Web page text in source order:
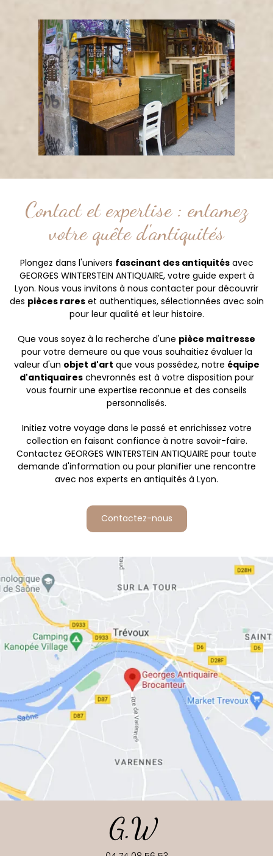
Contact et expertise : entamez
votre quête d'antiquités
Plongez dans l'univers fascinant des antiquitésavec
GEORGES WINTERSTEIN ANTIQUAIRE, votre guide expert à
Lyon. Nous vous invitons à nous contacter pour découvrir
des pièces rareset authentiques, sélectionnées avec soin
pour leur qualité et leur histoire.
Que vous soyez à la recherche d'une pièce maîtresse
pour votre demeure ou que vous souhaitiez évaluer la
valeur d'un objet d'art que vous possédez, notre équipe
d'antiquaireschevronnés est à votre disposition pour
vous fournir une expertise reconnue et des conseils
personnalisés.
Initiez votre voyage dans le passé et enrichissez votre
collection en faisant confiance à notre savoir-faire.
Contactez GEORGES WINTERSTEIN ANTIQUAIRE pour toute
demande d'information ou pour planifier une rencontre
avec nos experts en antiquités à Lyon.
Contactez-nous